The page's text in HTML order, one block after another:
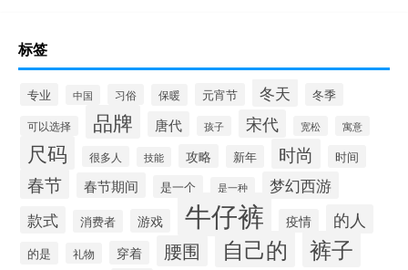
标签
专业 中国 习俗 保暖 元宵节 冬天 冬季
可以选择 品牌 唐代 孩子 宋代 宽松 寓意
尺码 很多人 技能 攻略 新年 时尚 时间
春节 春节期间 是一个 是一种
梦幻西游
款式
消费者 游戏 牛仔裤 疫情 的人
的是 礼物 穿着 腰围 自己的 裤子